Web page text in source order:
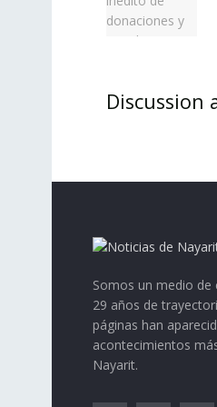
Discussion
Somos un medio de
29 años de
páginas han
acontecimientos
Nayarit.